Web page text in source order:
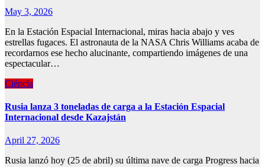
May 3, 2026
En la Estación Espacial Internacional, miras hacia abajo y ves
estrellas fugaces. El astronauta de la NASA Chris Williams acaba de
recordarnos ese hecho alucinante, compartiendo imágenes de una
espectacular…
Ciéncia
Rusia lanza 3 toneladas de carga a la Estación Espacial
Internacional desde Kazajstán
April 27, 2026
Rusia lanzó hoy (25 de abril) su última nave de carga Progress hacia